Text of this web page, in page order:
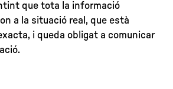
que tota la informació
a la situació real, que està
i queda obligat a comunicar